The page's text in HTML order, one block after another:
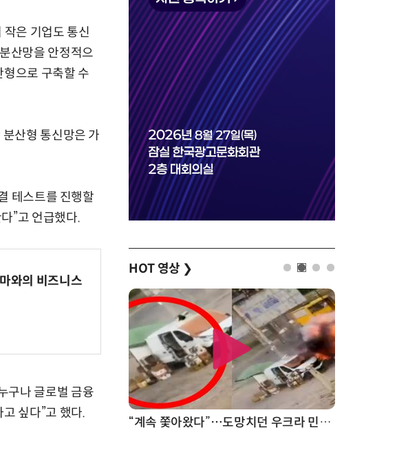
작은 기업도 통신
산망을 안정적으
형으로 구축할 수
산형 통신망은 가
테스트를 진행할
”고 언급했다.
와의 비즈니스
구나 글로벌 금융
싶다”고 했다.
HOT 영상 ❯
“계속 쫓아왔다”…도망치던 우크라 민간인 공격한 러 자폭 드론